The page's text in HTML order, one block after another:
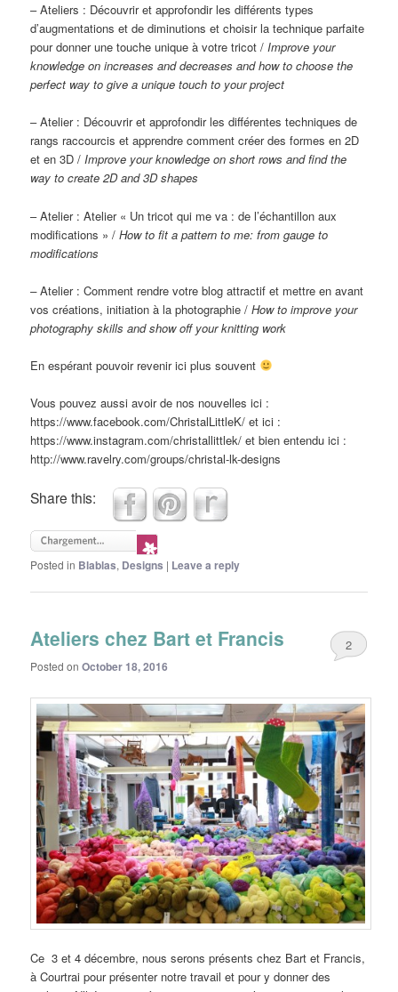
– Ateliers : Découvrir et approfondir les différents types
d’augmentations et de diminutions et choisir la technique parfaite
pour donner une touche unique à votre tricot /Improve your
knowledge on increases and decreases and how to choose the
perfect way to give a unique touch to your project
– Atelier : Découvrir et approfondir les différentes techniques de
rangs raccourcis et apprendre comment créer des formes en 2D
et en 3D /Improve your knowledge on short rows and find the
way to create 2D and 3D shapes
– Atelier : Atelier « Un tricot qui me va : de l’échantillon aux
modifications » /How to fit a pattern to me: from gauge to
modifications
–Atelier : Comment rendre votre blog attractif et mettre en avant
vos créations, initiation à la photographie /How to improve your
photography skills and show off your knitting work
En espérant pouvoir revenir ici plus souvent
Vous pouvez aussi avoir de nos nouvelles ici :
https://www.facebook.com/ChristalLittleK/ et ici :
https://www.instagram.com/christallittlek/ et bien entendu ici :
http://www.ravelry.com/groups/christal-lk-designs
Share this:
Posted in Blablas, Designs | Leave a reply
Ateliers chez Bart et Francis
Posted onOctober 18, 2016
2
Ce 3 et 4 décembre, nous serons présents chez Bart et Francis,
à Courtrai pour présenter notre travail et pour y donner des